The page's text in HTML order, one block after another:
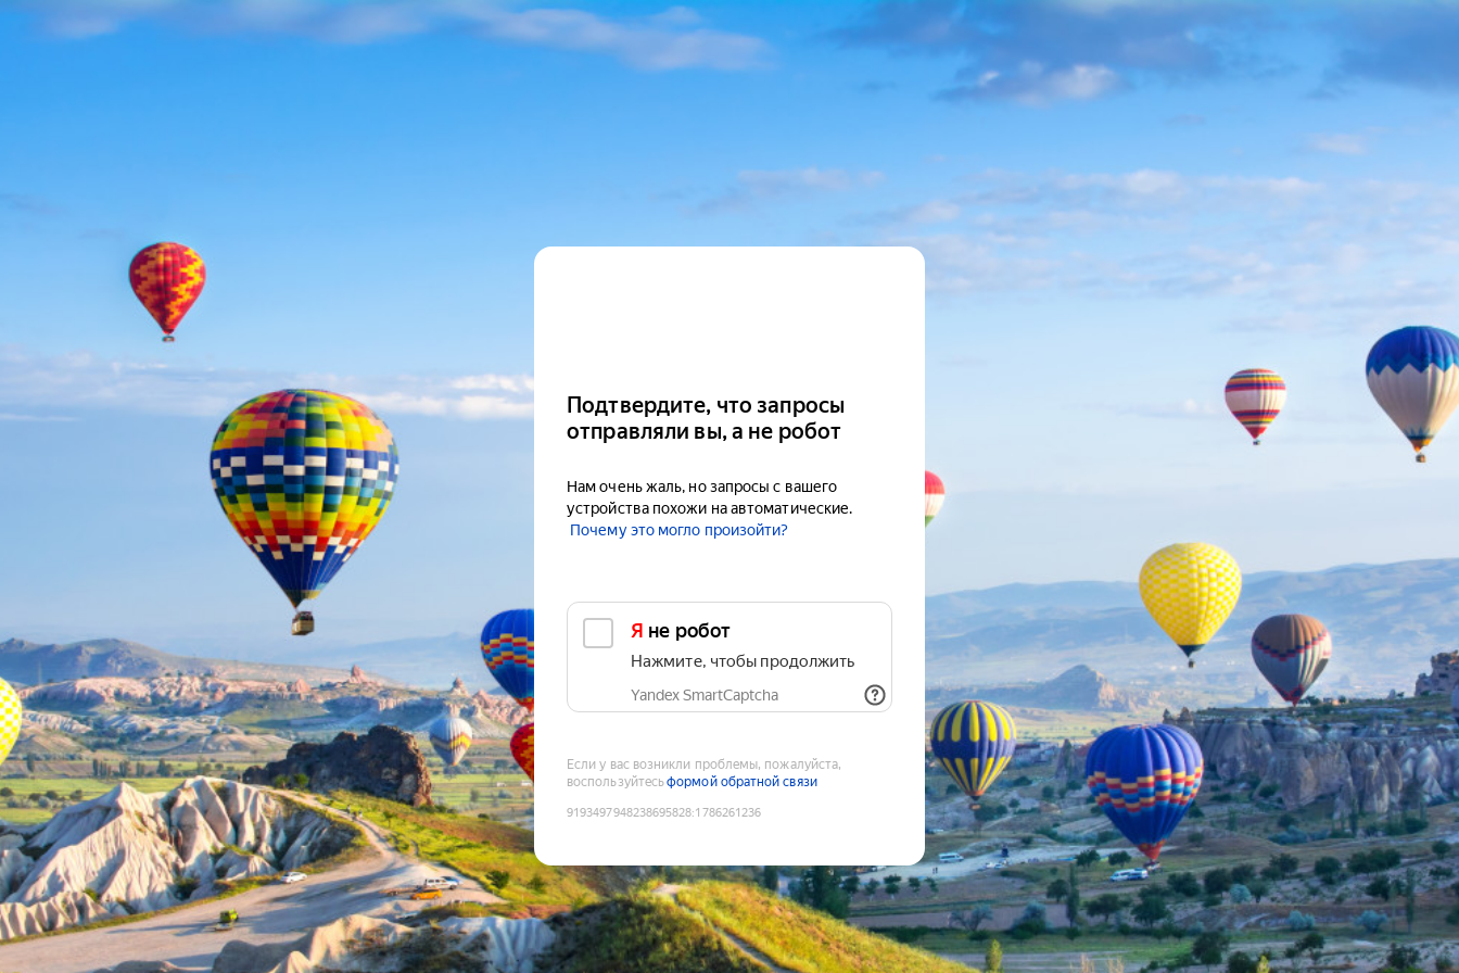
Подтвердите, что запросы
отправляли вы, а не робот
Нам очень жаль, но запросы с вашего
устройства похожи на автоматические.
Почему это могло произойти?
Я не робот
Нажмите, чтобы продолжить
Yandex SmartCaptcha
Если у вас возникли проблемы, пожалуйста,
воспользуйтесьформой обратной связи
9193497948238695828:1786261236